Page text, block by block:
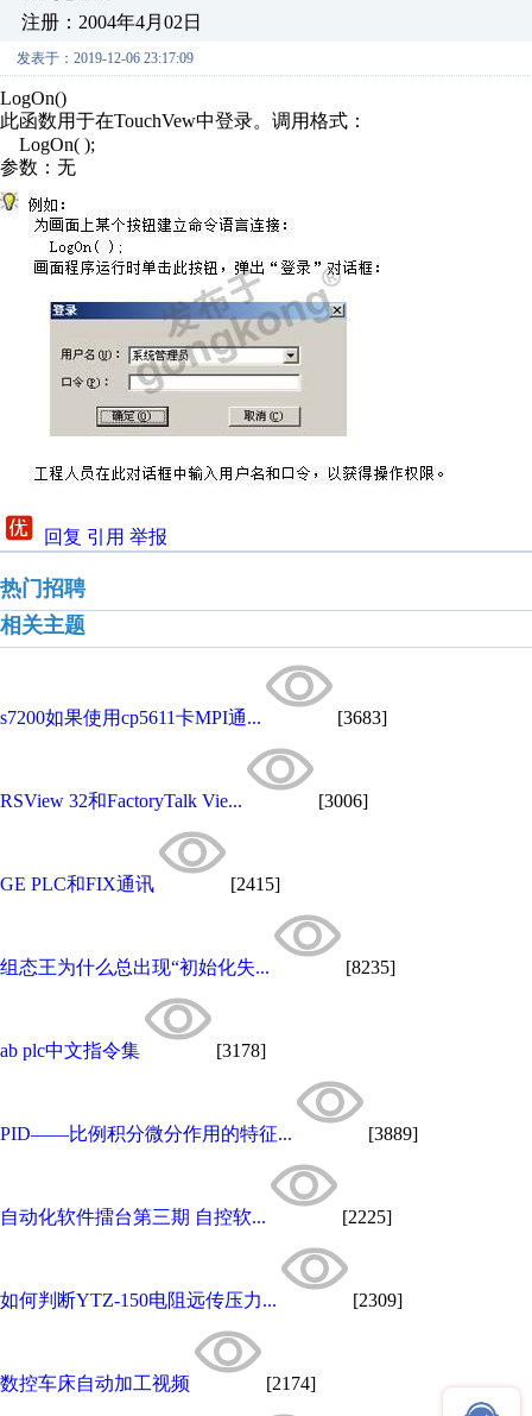
注册：2004年4月02日
发表于：2019-12-06 23:17:09
LogOn()
此函数用于在TouchVew中登录。调用格式：
LogOn( );
参数：无
回复 引用 举报
热门招聘
相关主题
s7200如果使用cp5611卡MPI通... [3683]
RSView 32和FactoryTalk Vie... [3006]
GE PLC和FIX通讯 [2415]
组态王为什么总出现“初始化失... [8235]
ab plc中文指令集 [3178]
PID——比例积分微分作用的特征... [3889]
自动化软件擂台第三期 自控软... [2225]
如何判断YTZ-150电阻远传压力... [2309]
数控车床自动加工视频 [2174]